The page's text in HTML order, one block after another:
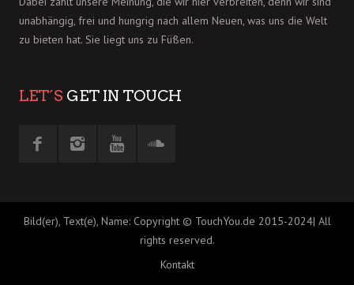
unabhängig, frei und hungrig nach allem Neuen, was uns die Welt
zu bieten hat. Sie liegt uns zu Füßen.
LET´S GET IN TOUCH
Bild(er), Text(e), Name: Copyright © TouchYou.de 2015-2024| All
rights reserved.
Kontakt